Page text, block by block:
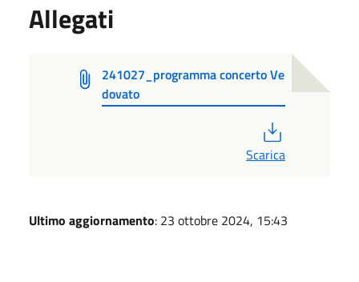
Allegati
241027_programma concerto Ve
dovato
Scarica
Ultimo aggiornamento: 23 ottobre 2024, 15:43